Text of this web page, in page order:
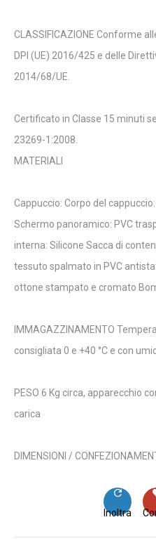
CLASSIFICAZIONE Conforme
DPI (UE) 2016/425 e delle
2014/68/UE.
Certificato in Classe 15 minuti
23269-1:2008.
MATERIALI
Cappuccio: Corpo del
Schermo panoramico: PVC
interna: Silicone Sacca di
tessuto spalmato in PVC
ottone stampato e cromato
IMMAGAZZINAMENTO
consigliata 0 e +40 °C e con
PESO 6 Kg circa, apparecchio
carica
DIMENSIONI /
Inoltra